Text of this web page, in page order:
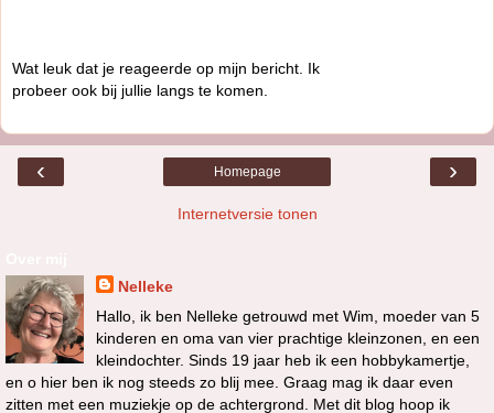
Wat leuk dat je reageerde op mijn bericht. Ik
probeer ook bij jullie langs te komen.
‹ ›
Homepage
Internetversie tonen
Nelleke
Hallo, ik ben Nelleke getrouwd met Wim, moeder van 5
kinderen en oma van vier prachtige kleinzonen, en een
kleindochter. Sinds 19 jaar heb ik een hobbykamertje,
en o hier ben ik nog steeds zo blij mee. Graag mag ik daar even
zitten met een muziekje op de achtergrond. Met dit blog hoop ik